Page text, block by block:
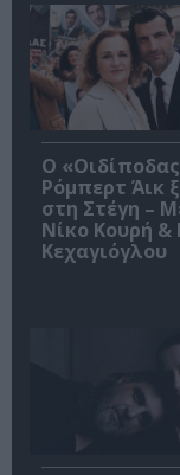
O
Ρόμπερτ Άικ
στη Στέγη –
Νίκο Κουρή
Κεχαγιόγλου